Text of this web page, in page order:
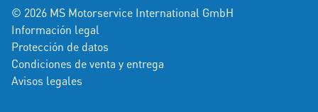
© 2026 MS Motorservice International GmbH
Información legal
Protección de datos
Condiciones de venta y entrega
Avisos legales